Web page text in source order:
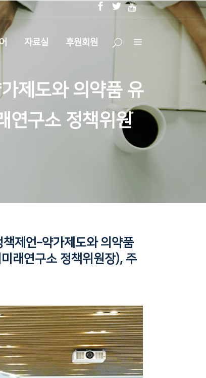
자료실 후원회원
제도와 의약품 유
연구소 정책위원
제언–약가제도와 의약품
래연구소 정책위원장), 주